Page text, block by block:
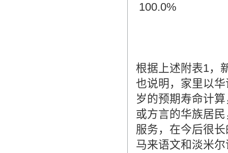
100.0%
根据上述附表1，
也说明，家里以
岁的预期寿命计
或方言的华族居
服务，在今后很
马来语文和淡米